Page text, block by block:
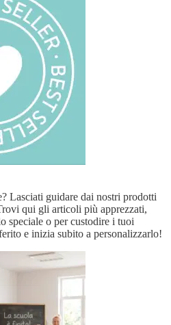
Lasciati guidare dai nostri prodotti
qui gli articoli più apprezzati,
speciale o per custodire i tuoi
e inizia subito a personalizzarlo!